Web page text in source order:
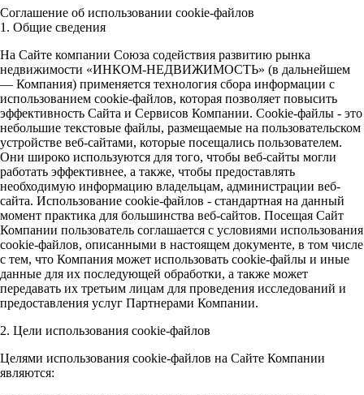
Соглашение об использовании cookie-файлов
1. Общие сведения
На Сайте компании Союза содействия развитию рынка
недвижимости «ИНКОМ-НЕДВИЖИМОСТЬ» (в дальнейшем
— Компания) применяется технология сбора информации с
использованием cookie-файлов, которая позволяет повысить
эффективность Сайта и Сервисов Компании. Сookie-файлы - это
небольшие текстовые файлы, размещаемые на пользовательском
устройстве веб-сайтами, которые посещались пользователем.
Они широко используются для того, чтобы веб-сайты могли
работать эффективнее, а также, чтобы предоставлять
необходимую информацию владельцам, администрации веб-
сайта. Использование cookie-файлов - стандартная на данный
момент практика для большинства веб-сайтов. Посещая Сайт
Компании пользователь соглашается с условиями использования
cookie-файлов, описанными в настоящем документе, в том числе
с тем, что Компания может использовать cookie-файлы и иные
данные для их последующей обработки, а также может
передавать их третьим лицам для проведения исследований и
предоставления услуг Партнерами Компании.
2. Цели использования cookie-файлов
Целями использования cookie-файлов на Сайте Компании
являются: